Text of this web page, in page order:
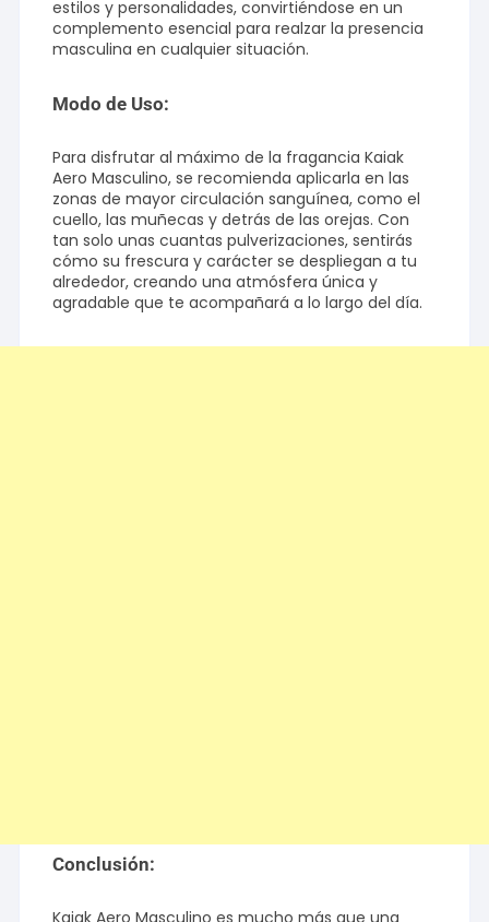
estilos y personalidades, convirtiéndose en un
complemento esencial para realzar la presencia
masculina en cualquier situación.
Modo de Uso:
Para disfrutar al máximo de la fragancia Kaiak
Aero Masculino, se recomienda aplicarla en las
zonas de mayor circulación sanguínea, como el
cuello, las muñecas y detrás de las orejas. Con
tan solo unas cuantas pulverizaciones, sentirás
cómo su frescura y carácter se despliegan a tu
alrededor, creando una atmósfera única y
agradable que te acompañará a lo largo del día.
Conclusión: